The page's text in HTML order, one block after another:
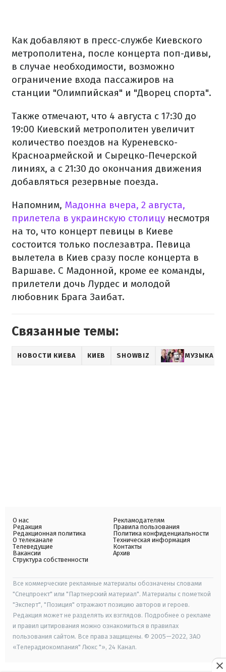
Как добавляют в пресс-службе Киевского
метрополитена, после концерта поп-дивы,
в случае необходимости, возможно
ограничение входа пассажиров на
станции "Олимпийская" и "Дворец спорта".
Также отмечают, что 4 августа с 17:30 до
19:00 Киевский метрополитен увеличит
количество поездов на Куреневско-
Красноармейской и Сырецко-Печерской
линиях, а с 21:30 до окончания движения
добавляться резервные поезда.
Напомним, Мадонна вчера, 2 августа,
прилетела в украинскую столицу несмотря
на то, что концерт певицы в Киеве
состоится только послезавтра. Певица
вылетела в Киев сразу после концерта в
Варшаве. С Мадонной, кроме ее команды,
прилетели дочь Лурдес и молодой
любовник Брага Заибат.
Связанные темы:
НОВОСТИ КИЕВА КИЕВ SHOWBIZ МУЗЫКА
О нас
Редакция
Редакционная политика
О телеканале
Телеведущие
Вакансии
Структура собственности
Рекламодателям
Правила пользования
Политика конфиденциальности
Техническая информация
Контакты
Архив
Все коммерческие рекламные материалы обозначены словами
"Спецпроект" или "Партнерский материал". Материалы с пометкой
"Эксперт", "Позиция" отражают позицию авторов и героев.
Редакция может не разделять их взглядов. Подробнее о рекламе
и правил цитирования можно ознакомиться в правилах
пользования сайтом. Все права защищены. © 2005—2022, ЗАО
«Телерадиокомпания" Люкс "», 24 Канал.